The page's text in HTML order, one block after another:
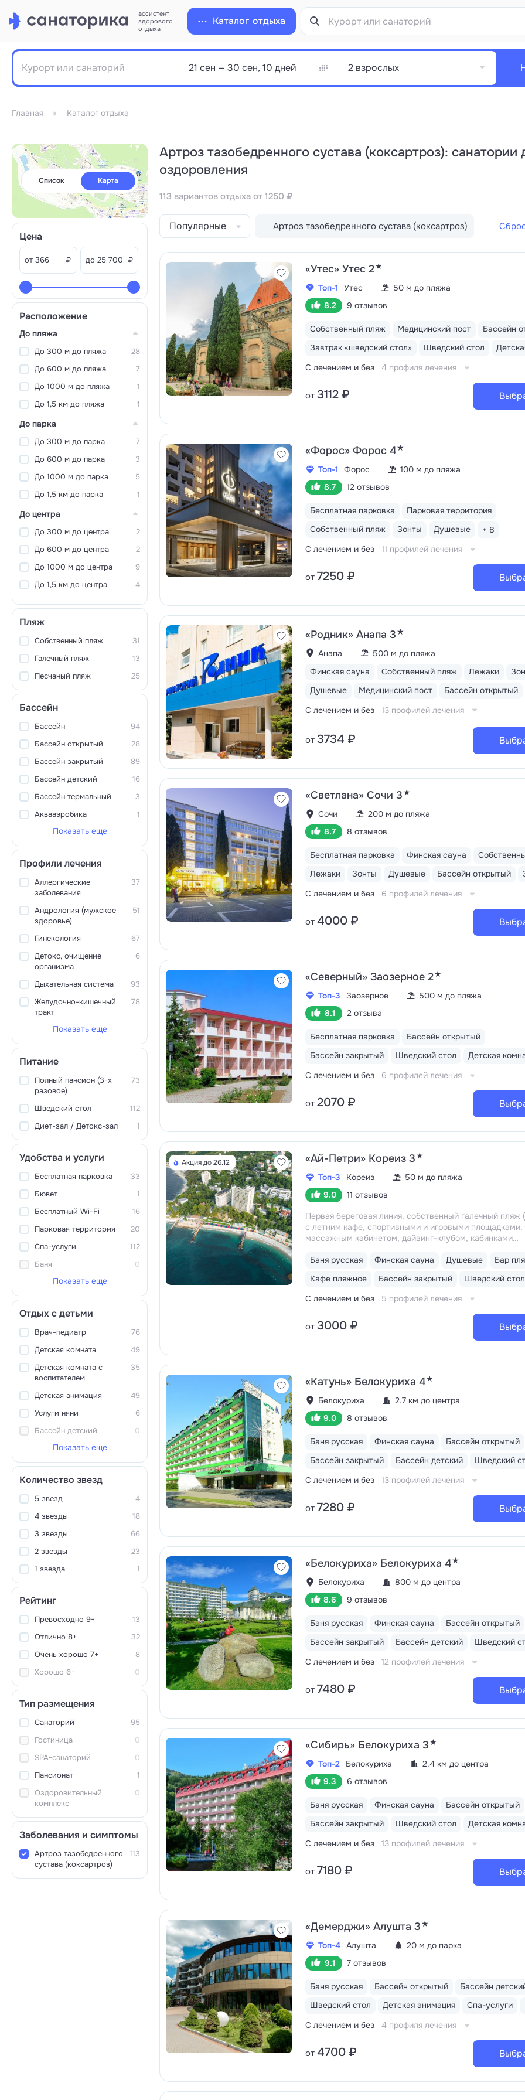
ассистент
здорового
отдыха
Каталог отдыха
2 взрослых
Главная Каталог отдыха
Список Карта
Цена
от ₽ до ₽
Расположение
До пляжа
До 300 м до пляжа
28
До 600 м до пляжа
7
До 1000 м до пляжа
1
До 1,5 км до пляжа
1
До парка
До 300 м до парка
7
До 600 м до парка
3
До 1000 м до парка
5
До 1,5 км до парка
1
До центра
До 300 м до центра
2
До 600 м до центра
2
До 1000 м до центра
9
До 1,5 км до центра
4
Пляж
Собственный пляж
31
Галечный пляж
13
Песчаный пляж
25
Бассейн
Бассейн
94
Бассейн открытый
28
Бассейн закрытый
89
Бассейн детский
16
Бассейн термальный
3
Аквааэробика
1
Показать еще
Профили лечения
Аллергические
заболевания
37
Андрология (мужское
здоровье)
51
Гинекология
67
Детокс, очищение
организма
6
Дыхательная система
93
Желудочно-кишечный
тракт
78
Показать еще
Питание
Полный пансион (3-х
разовое)
73
Шведский стол
112
Диет-зал / Детокс-зал
1
Удобства и услуги
Бесплатная парковка
33
Бювет
1
Бесплатный Wi-Fi
16
Парковая территория
20
Спа-услуги
112
Баня
0
Показать еще
Отдых с детьми
Врач-педиатр
76
Детская комната
49
Детская комната с
воспитателем
35
Детская анимация
49
Услуги няни
6
Бассейн детский
0
Показать еще
Количество звезд
5 звезд
4
4 звезды
18
3 звезды
66
2 звезды
23
1 звезда
1
Рейтинг
Превосходно 9+
13
Отлично 8+
32
Очень хорошо 7+
8
Хорошо 6+
0
Тип размещения
Санаторий
95
Гостиница
0
SPA-санаторий
0
Пансионат
1
Оздоровительный
комплекс
0
Заболевания и симптомы
Артроз тазобедренного
сустава (коксартроз)
113
Артроз тазобедренного сустава (коксартроз): санатории
оздоровления
113 вариантов отдыха от 1250 ₽
Популярные Артроз тазобедренного сустава (коксартроз)
«Утес» Утес 2★
Топ-1 Утес
50 м до пляжа
8.2
9 отзывов
Собственный пляж Медицинский пост
Бассейн
Завтрак «шведский стол»
Шведский стол
С лечением и без
4 профиля лечения
от 3112 ₽
«Форос» Форос 4★
Топ-1 Форос
100 м до пляжа
8.7
12 отзывов
Бесплатная парковка
Парковая территория
Собственный пляж
Зонты Душевые
+ 8
С лечением и без
11 профилей лечения
от 7250 ₽
«Родник» Анапа 3★
Анапа
500 м до пляжа
Финская сауна
Собственный пляж Лежаки
Душевые
Медицинский пост Бассейн открытый
С лечением и без
13 профилей лечения
от 3734 ₽
«Светлана» Сочи 3★
Сочи
200 м до пляжа
8.7
8 отзывов
Бесплатная парковка Финская сауна
Лежаки
Зонты Душевые Бассейн открытый
С лечением и без
6 профилей лечения
от 4000 ₽
«Северный» Заозерное 2★
Топ-3 Заозерное
500 м до пляжа
8.1
2 отзыва
Бесплатная парковка
Бассейн открытый
Бассейн закрытый
Шведский стол Детская
С лечением и без
6 профилей лечения
от 2070 ₽
Акция до 26.12 «Ай-Петри» Кореиз 3★
Топ-3 Кореиз
50 м до пляжа
9.0
11 отзывов
Первая береговая линия, собственный галечный пляж
с летним кафе, спортивными и игровыми площадками,
массажным кабинетом, дайвинг-клубом, кабинками
до Мисхорского парка и нижней станции канатной
сосновый лес и горные склоны с папоротниками,
Массандры
Трёхразовое питание «шведский стол». В
кофемашины. Отдельный ресторан для гостей
Сюит», «Люкс» и «Апартаменты». На пляже работает
«Морское» с открытой террасой и бистро «Весна»
Акватермальный комплекс: крытый бассейн 196
Баня русская Финская сауна Душевые
Бар
Кафе пляжное
Бассейн закрытый Шведский стол
С лечением и без
5 профилей лечения
от 3000 ₽
«Катунь» Белокуриха 4★
Белокуриха
2.7 км до центра
9.0
8 отзывов
Баня русская Финская сауна
Бассейн открытый
Бассейн закрытый
Бассейн детский Шведский
С лечением и без
13 профилей лечения
от 7280 ₽
«Белокуриха» Белокуриха 4★
Белокуриха
800 м до центра
8.6
9 отзывов
Баня русская Финская сауна
Бассейн открытый
Бассейн закрытый
Бассейн детский Шведский
С лечением и без
12 профилей лечения
от 7480 ₽
«Сибирь» Белокуриха 3★
Топ-2 Белокуриха
2.4 км до центра
9.3
6 отзывов
Баня русская Финская сауна
Бассейн открытый
Бассейн закрытый
Шведский стол Детская
С лечением и без
13 профилей лечения
от 7180 ₽
«Демерджи» Алушта 3★
Топ-4 Алушта
20 м до парка
9.1
7 отзывов
Баня русская Бассейн открытый
Бассейн
Шведский стол
Детская анимация Спа-услуги
С лечением и без
4 профиля лечения
от 4700 ₽